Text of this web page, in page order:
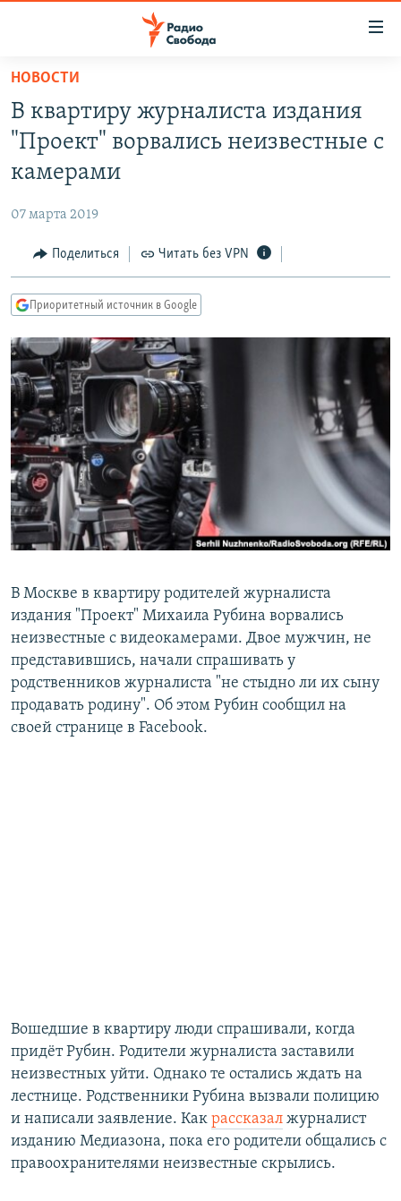
упрощенного
доступа
Вернуться
основному
Вернутся
Вернутся
поиску
ПОДКАСТЫ
АВТОРСКИЕ ПРОЕКТЫ
МНЕНИЯ
КУЛЬТУРА
КАВКАЗ.РЕАЛИИ
СЕВЕР.РЕАЛИИ
СИБИРЬ.РЕАЛИИ
РАСПИСАНИЕ ВЕЩАНИЯ
ПОДПИШИТЕСЬ НА РАССЫЛКУ
СОЦИАЛЬНЫЕ СЕТИ
Все сайты РСЕ/РС
НОВОСТИ
В квартиру журналиста издания
"Проект" ворвались неизвестные с
камерами
07 марта 2019
Поделиться Читать без VPN
Приоритетный источник в Google
В Москве в квартиру родителей журналиста
издания "Проект" Михаила Рубина ворвались
неизвестные с видеокамерами. Двое мужчин, не
представившись, начали спрашивать у
родственников журналиста "не стыдно ли их сыну
продавать родину". Об этом Рубин сообщил на
своей странице в Facebook.
Вошедшие в квартиру люди спрашивали​, когда
придёт Рубин. ​Родители журналиста заставили
неизвестных уйти. Однако те остались ждать на
лестнице. Родственники Рубина вызвали полицию
и написали заявление. Как рассказал журналист
изданию Медиазона, пока его родители общались с
правоохранителями неизвестные скрылись.